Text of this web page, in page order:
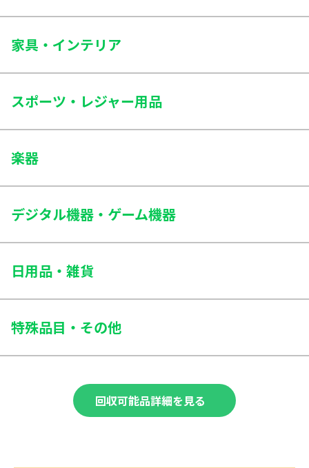
大型家電
冷蔵庫、洗濯機、エアコン
AV機器・IT機器
家具・インテリア
寝具・ベッド関連
マットレス、ベッド、布団
テーブル・椅子
照明・電気設備
シーリングライト、電気スタンド、LEDライト
ソファー、テレビ台、こたつ
スポーツ・レジャー用品
フィットネス機器
エアロバイク、ルームランナー、ダンベル
アウトドア用品
乗り物
自転車、バイク、原付
楽器
楽器
ピアノ、ドラムセット、ギター
デジタル機器・ゲーム機器
ゲーム機・関連機器
PS4、Switch、ゲームソフト
カメラ・撮影機器
バッテリー、電動工具バッテリー、リポバッテリー
日用品・雑貨
生活用品
食器、グラス、キッチン用品、鍋・フライパン
おもちゃ、フィギュア、CD、レコード
特殊品目・その他
宗教・文化用品
建材・工具・土木資材
木材、芝生、電動工具
回収可能品詳細を見る